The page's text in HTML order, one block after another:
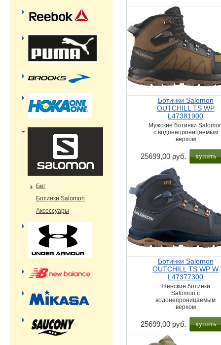
Ботинки Salomon
OUTCHILL TS WP
L47381900
Мужские ботинки
с водонепроницаемым
верхом
25699,00 руб. купить
Ботинки Salomon
OUTCHILL TS WP W
L47377300
Женские ботинки
Salomon с
водонепроницаемым
верхом
25699,00 руб. купить
Бег
Ботинки Salomon
Аксессуары